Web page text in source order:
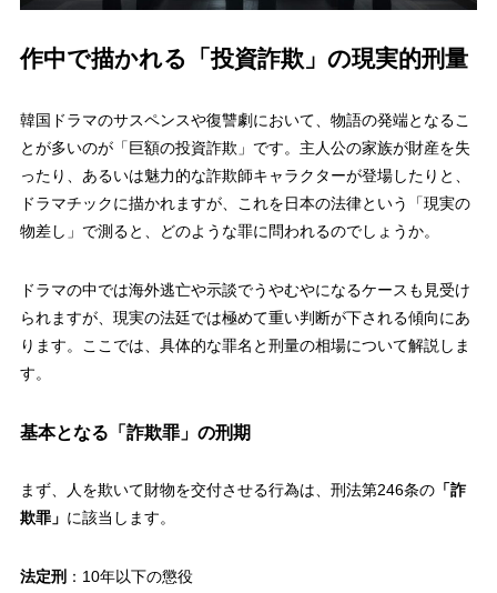
作中で描かれる「投資詐欺」の現実的刑量
韓国ドラマのサスペンスや復讐劇において、物語の発端となるこ
とが多いのが「巨額の投資詐欺」です。主人公の家族が財産を失
ったり、あるいは魅力的な詐欺師キャラクターが登場したりと、
ドラマチックに描かれますが、これを日本の法律という「現実の
物差し」で測ると、どのような罪に問われるのでしょうか。
ドラマの中では海外逃亡や示談でうやむやになるケースも見受け
られますが、現実の法廷では極めて重い判断が下される傾向にあ
ります。ここでは、具体的な罪名と刑量の相場について解説しま
す。
基本となる「詐欺罪」の刑期
まず、人を欺いて財物を交付させる行為は、刑法第246条の「詐
欺罪」 に該当します。
法定刑 ：10年以下の懲役